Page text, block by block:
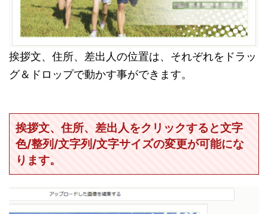
挨拶文、住所、差出人の位置は、それぞれをドラッ
グ＆ドロップで動かす事ができます。
挨拶文、住所、差出人をクリックすると文字
色/整列/文字列/文字サイズの変更が可能にな
ります。